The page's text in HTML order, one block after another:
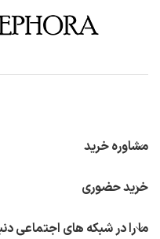
مشاوره خرید
خرید حضوری
ما را در شبکه های اجتماعی